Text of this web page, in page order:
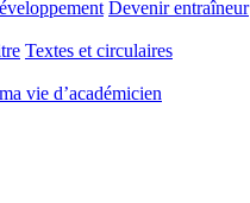
Devenir entraîneur
Textes et circulaires
vie d’académicien